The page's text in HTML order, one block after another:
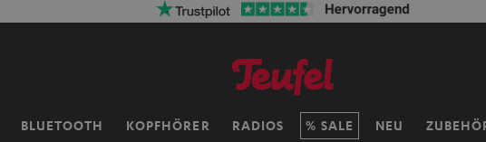
BLUETOOTH KOPFHÖRER RADIOS SALE NEU